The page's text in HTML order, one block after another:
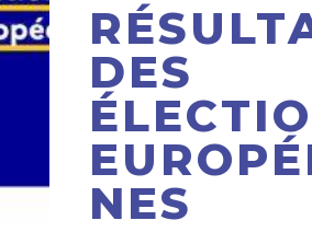
DES
NES